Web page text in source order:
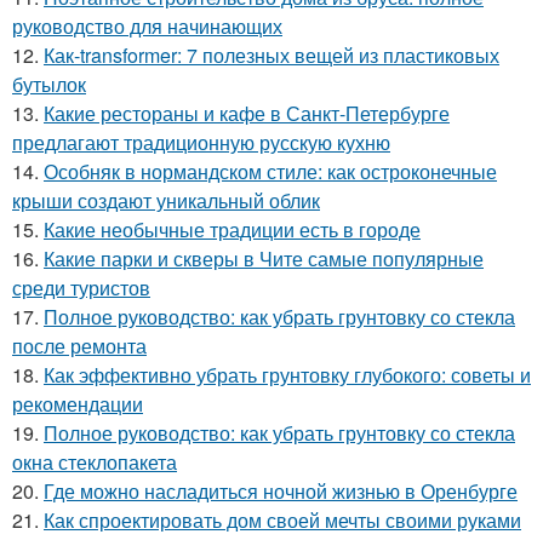
руководство для начинающих
12. Как-transformer: 7 полезных вещей из пластиковых
бутылок
13. Какие рестораны и кафе в Санкт-Петербурге
предлагают традиционную русскую кухню
14. Особняк в нормандском стиле: как остроконечные
крыши создают уникальный облик
15. Какие необычные традиции есть в городе
16. Какие парки и скверы в Чите самые популярные
среди туристов
17. Полное руководство: как убрать грунтовку со стекла
после ремонта
18. Как эффективно убрать грунтовку глубокого: советы и
рекомендации
19. Полное руководство: как убрать грунтовку со стекла
окна стеклопакета
20. Где можно насладиться ночной жизнью в Оренбурге
21. Как спроектировать дом своей мечты своими руками